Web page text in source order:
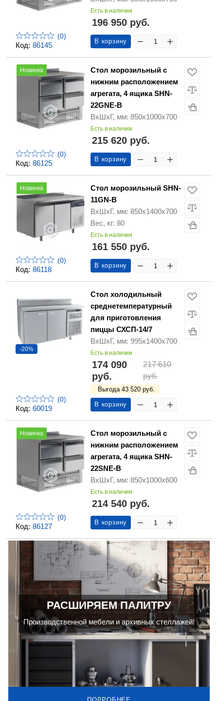
Код: 86145
(0)
Есть в наличии
196 950 руб.
В корзину
Код: 86125
Новинка
(0)
Стол морозильный с
нижним расположением
агрегата, 4 ящика SHN-
22GNE-B
ВхШхГ, мм: 850х1000х700
Есть в наличии
215 620 руб.
В корзину
Код: 86118
Новинка
(0)
Стол морозильный SHN-
11GN-B
ВхШхГ, мм: 850х1400х700
Вес, кг: 80
Есть в наличии
161 550 руб.
В корзину
Код: 60019
-20%
(0)
Стол холодильный
среднетемпературный
для приготовления
пиццы СХСП-14/7
ВхШхГ, мм: 995х1400х700
Есть в наличии
174 090
руб.
217 610
руб.
Выгода 43 520 руб.
В корзину
Код: 86127
Новинка
(0)
Стол морозильный с
нижним расположением
агрегата, 4 ящика SHN-
22SNE-B
ВхШхГ, мм: 850х1000х600
Есть в наличии
214 540 руб.
В корзину
РАСШИРЯЕМ ПАЛИТРУ
Производственной мебели и архивных стеллажей!